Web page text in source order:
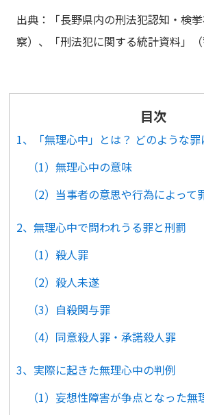
出典：「長野県内の刑法犯認知・検
察）、「刑法犯に関する統計資料」（
目次
1、「無理心中」とは？ どのような罪
（1）無理心中の意味
（2）当事者の意思や行為によって
2、無理心中で問われうる罪と刑罰
（1）殺人罪
（2）殺人未遂
（3）自殺関与罪
（4）同意殺人罪・承諾殺人罪
3、実際に起きた無理心中の判例
（1）妄想性障害が争点となった無